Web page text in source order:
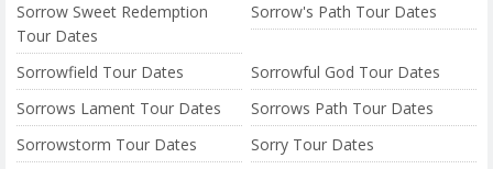
Sorrow Sweet Redemption
Tour Dates
Sorrow's Path Tour Dates
Sorrowfield Tour Dates
Sorrowful God Tour Dates
Sorrows Lament Tour Dates
Sorrows Path Tour Dates
Sorrowstorm Tour Dates
Sorry Tour Dates